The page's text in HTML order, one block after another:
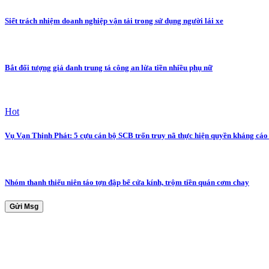
Siết trách nhiệm doanh nghiệp vận tải trong sử dụng người lái xe
Bắt đối tượng giả danh trung tá công an lừa tiền nhiều phụ nữ
Hot
Vụ Vạn Thịnh Phát: 5 cựu cán bộ SCB trốn truy nã thực hiện quyền kháng cáo
Nhóm thanh thiếu niên táo tợn đập bể cửa kính, trộm tiền quán cơm chay
Gửi Msg